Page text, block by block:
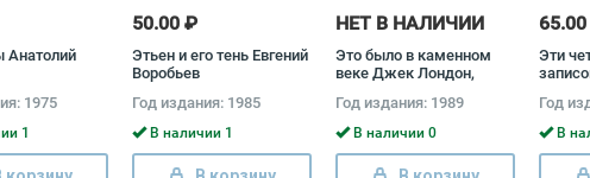
Анатолий
1975
1
50.00 ₽
Этьен и его тень Евгений
Воробьев
Год издания: 1985
В наличии 1
НЕТ В НАЛИЧИИ
Это было в каменном
веке Джек Лондон,
Эрнест Д'Эрвильи
Год издания: 1989
В наличии 0
Эти
Борис
Год
В